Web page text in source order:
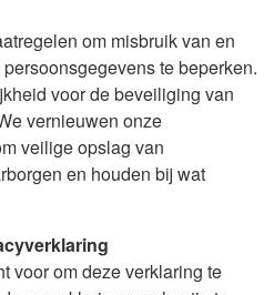
om misbruik van en
te beperken.
voor de beveiliging van
vernieuwen onze
veilige opslag van
en houden bij wat
voor om deze verklaring te